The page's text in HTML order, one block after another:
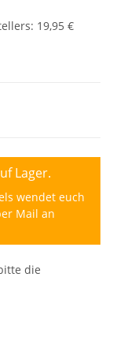
: 19,95 €
Lager.
wendet euch
Mail an
die